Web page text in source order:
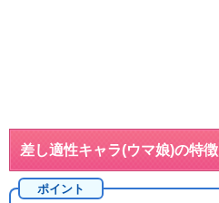
差し適性キャラ(ウマ娘)の特徴
ポイント